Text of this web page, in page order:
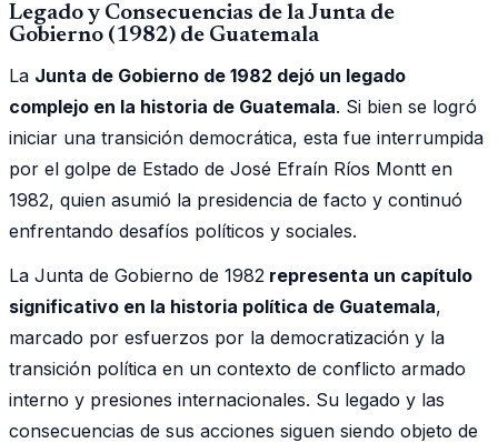
Legado y Consecuencias de la Junta de
Gobierno (1982) de Guatemala
La Junta de Gobierno de 1982 dejó un legado
complejo en la historia de Guatemala. Si bien se logró
iniciar una transición democrática, esta fue interrumpida
por el golpe de Estado de José Efraín Ríos Montt en
1982, quien asumió la presidencia de facto y continuó
enfrentando desafíos políticos y sociales.
La Junta de Gobierno de 1982 representa un capítulo
significativo en la historia política de Guatemala,
marcado por esfuerzos por la democratización y la
transición política en un contexto de conflicto armado
interno y presiones internacionales. Su legado y las
consecuencias de sus acciones siguen siendo objeto de